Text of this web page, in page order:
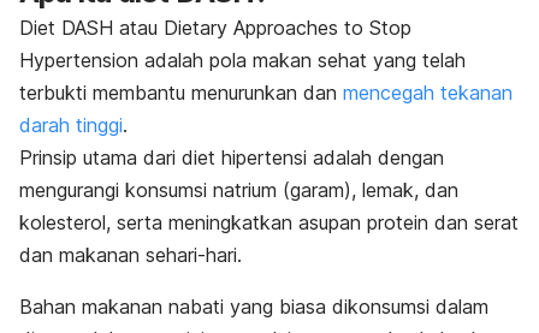
Diet DASH atau Dietary Approaches to Stop
Hypertension adalah pola makan sehat yang telah
terbukti membantu menurunkan dan mencegah tekanan
darah tinggi.
Prinsip utama dari diet hipertensi adalah dengan
mengurangi konsumsi natrium (garam), lemak, dan
kolesterol, serta meningkatkan asupan protein dan serat
dan makanan sehari-hari.
Bahan makanan nabati yang biasa dikonsumsi dalam